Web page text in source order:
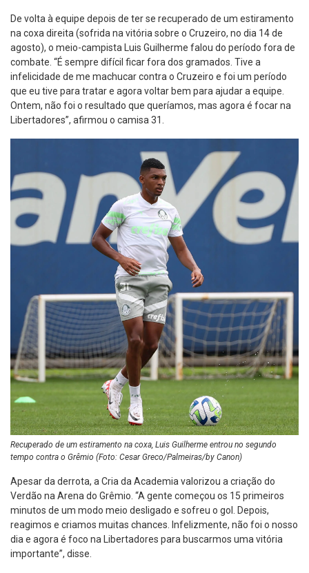
De volta à equipe depois de ter se recuperado de um estiramento
na coxa direita (sofrida na vitória sobre o Cruzeiro, no dia 14 de
agosto), o meio-campista Luis Guilherme falou do período fora de
combate. “É sempre difícil ficar fora dos gramados. Tive a
infelicidade de me machucar contra o Cruzeiro e foi um período
que eu tive para tratar e agora voltar bem para ajudar a equipe.
Ontem, não foi o resultado que queríamos, mas agora é focar na
Libertadores”, afirmou o camisa 31.
Recuperado de um estiramento na coxa, Luis Guilherme entrou no segundo
tempo contra o Grêmio (Foto: Cesar Greco/Palmeiras/by Canon)
Apesar da derrota, a Cria da Academia valorizou a criação do
Verdão na Arena do Grêmio. “A gente começou os 15 primeiros
minutos de um modo meio desligado e sofreu o gol. Depois,
reagimos e criamos muitas chances. Infelizmente, não foi o nosso
dia e agora é foco na Libertadores para buscarmos uma vitória
importante”, disse.